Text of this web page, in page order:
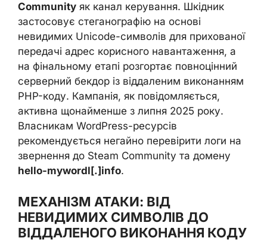
Community як канал керування. Шкідник
застосовує стеганографію на основі
невидимих Unicode-символів для прихованої
передачі адрес корисного навантаження, а
на фінальному етапі розгортає повноцінний
серверний бекдор із віддаленим виконанням
PHP-коду. Кампанія, як повідомляється,
активна щонайменше з липня 2025 року.
Власникам WordPress-ресурсів
рекомендується негайно перевірити логи на
звернення до Steam Community та домену
hello-mywordl[.]info.
МЕХАНІЗМ АТАКИ: ВІД
НЕВИДИМИХ СИМВОЛІВ ДО
ВІДДАЛЕНОГО ВИКОНАННЯ КОДУ